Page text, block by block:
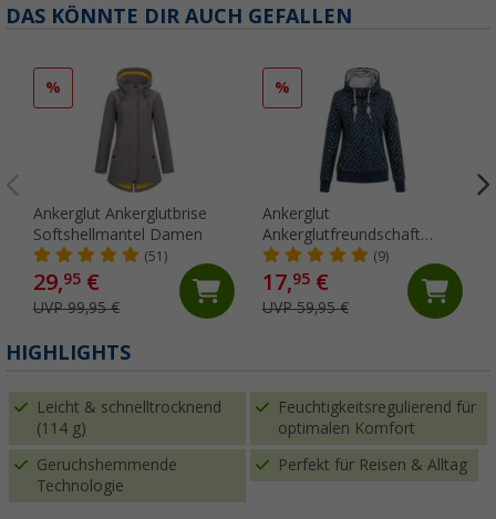
DAS KÖNNTE DIR AUCH GEFALLEN
%
Ankerglut Ankerglutbrise
Softshellmantel Damen
(51)
29,95 €
UVP 99,95 €
%
Ankerglut
Ankerglutfreundschaft
Damen Sweatjacke
(9)
17,95€
UVP 59,95 €
HIGHLIGHTS
Leicht & schnelltrocknend
(114 g)
Feuchtigkeitsregulierend für
optimalen Komfort
Geruchshemmende
Technologie
Perfekt für Reisen & Alltag